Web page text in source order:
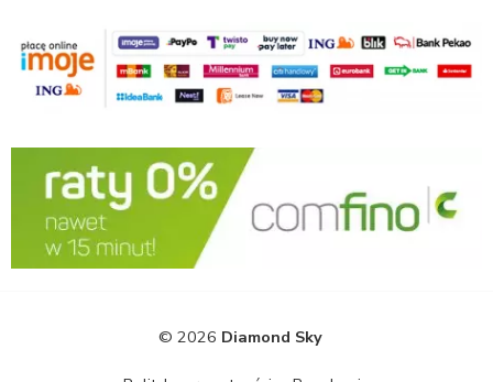
© 2026 Diamond Sky